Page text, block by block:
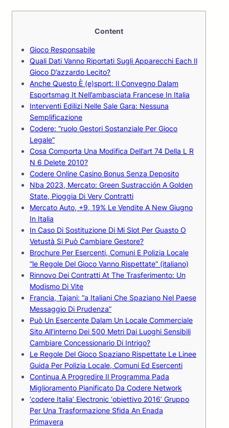
Content
Gioco Responsabile
Quali Dati Vanno Riportati Sugli Apparecchi Each Il
Gioco D’azzardo Lecito?
Anche Questo È (e)sport: Il Convegno Dalam
Esportsmag It Nell’ambasciata Francese In Italia
Interventi Edilizi Nelle Sale Gara: Nessuna
Semplificazione
Codere: “ruolo Gestori Sostanziale Per Gioco
Legale”
Cosa Comporta Una Modifica Dell’art 74 Della L R
N 6 Delete 2010?
Codere Online Casino Bonus Senza Deposito
Nba 2023, Mercato: Green Sustracción A Golden
State, Pioggia Di Very Contratti
Mercato Auto, +9, 19% Le Vendite A New Giugno
In Italia
In Caso Di Sostituzione Di Mi Slot Per Guasto O
Vetustà Si Può Cambiare Gestore?
Brochure Per Esercenti, Comuni E Polizia Locale
“le Regole Del Gioco Vanno Rispettate” (italiano)
Rinnovo Dei Contratti At The Trasferimento: Un
Modismo Di Vite
Francia, Tajani: “a Italiani Che Spaziano Nel Paese
Messaggio Di Prudenza”
Può Un Esercente Dalam Un Locale Commerciale
Sito All’interno Dei 500 Metri Dai Luoghi Sensibili
Cambiare Concessionario Di Intrigo?
Le Regole Del Gioco Spaziano Rispettate Le Linee
Guida Per Polizia Locale, Comuni Ed Esercenti
Continua A Progredire Il Programma Pada
Miglioramento Pianificato Da Codere Network
‘codere Italia’ Electronic ‘obiettivo 2016’ Gruppo
Per Una Trasformazione Sfida An Enada
Primavera